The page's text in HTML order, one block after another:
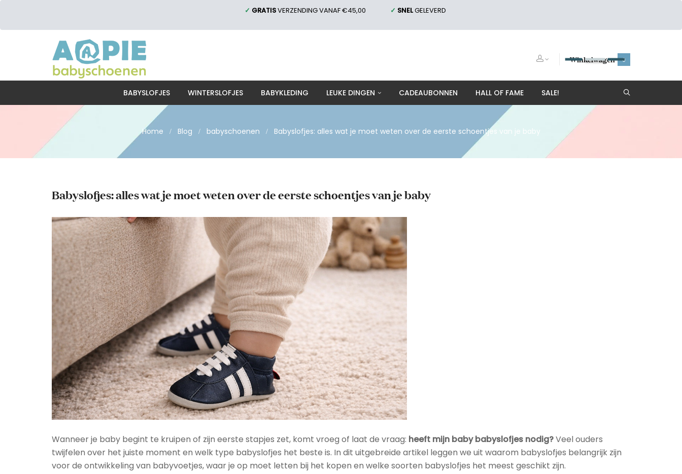
✓ GRATISVERZENDING VANAF €45,00 ✓ SNELGELEVERD
Winkelwagen 0
BABYSLOFJES WINTERSLOFJES BABYKLEDING LEUKE DINGEN CADEAUBONNEN HALL OF FAME SALE!
Home Blog babyschoenen Babyslofjes: alles wat je moet weten over de eerste schoentjes van je baby
Babyslofjes: alles wat je moet weten over de eerste schoentjes van je baby
Wanneer je baby begint te kruipen of zijn eerste stapjes zet, komt vroeg of laat de vraag: heeft mijn baby babyslofjes nodig?Veel ouders
twijfelen over het juiste moment en welk type babyslofjes het beste is. In dit uitgebreide artikel leggen we uit waarom babyslofjes belangrijk zijn
voor de ontwikkeling van babyvoetjes, waar je op moet letten bij het kopen en welke soorten babyslofjes het meest geschikt zijn.